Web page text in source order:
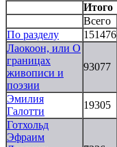
Итого
Всего
По разделу 151476
Лаокоон, или О
границах
живописи и
поэзии
93077
Эмилия
Галотти
19305
Готхольд
Эфраим